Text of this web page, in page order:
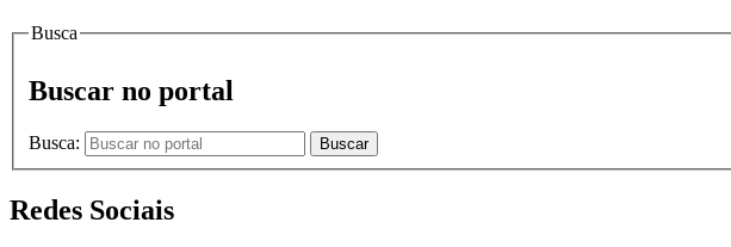
Busca
Buscar no portal
Busca: Buscar
Redes Sociais